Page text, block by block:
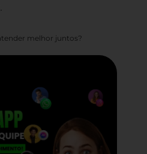
melhor juntos?